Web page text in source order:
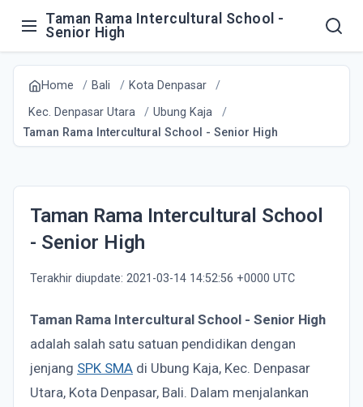
Taman Rama Intercultural School -
Senior High
Home Bali
Kota Denpasar
Kec. Denpasar Utara
Ubung Kaja
Taman Rama Intercultural School - Senior High
Taman Rama Intercultural School
- Senior High
Terakhir diupdate: 2021-03-14 14:52:56 +0000 UTC
Taman Rama Intercultural School - Senior High
adalah salah satu satuan pendidikan dengan
jenjang SPK SMA di Ubung Kaja, Kec. Denpasar
Utara, Kota Denpasar, Bali. Dalam menjalankan